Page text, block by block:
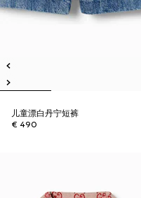
儿童漂白丹宁短裤
€ 490